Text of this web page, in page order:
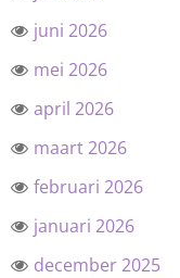
juni 2026
mei 2026
april 2026
maart 2026
februari 2026
januari 2026
december 2025